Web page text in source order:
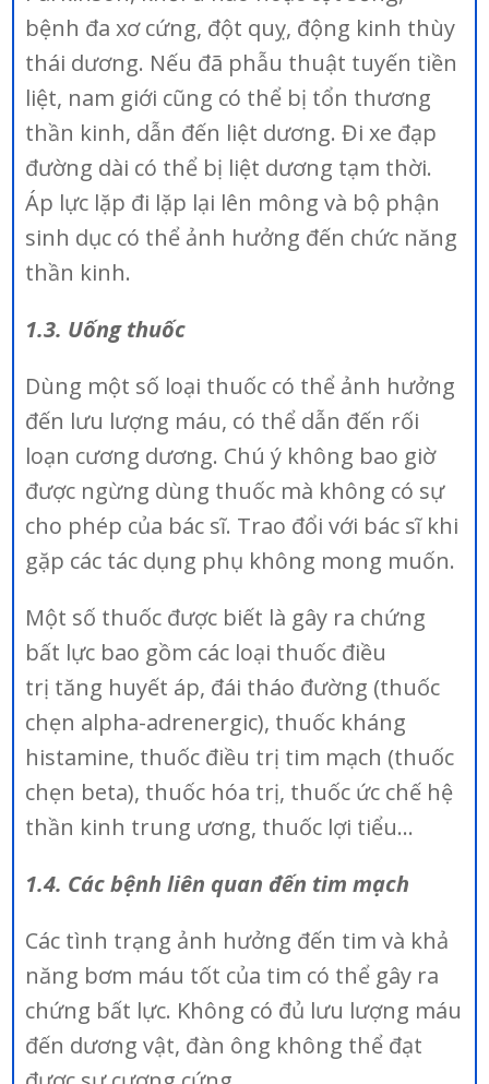
bệnh đa xơ cứng, đột quỵ, động kinh thùy
thái dương. Nếu đã phẫu thuật tuyến tiền
liệt, nam giới cũng có thể bị tổn thương
thần kinh, dẫn đến liệt dương. Đi xe đạp
đường dài có thể bị liệt dương tạm thời.
Áp lực lặp đi lặp lại lên mông và bộ phận
sinh dục có thể ảnh hưởng đến chức năng
thần kinh.
1.3. Uống thuốc
Dùng một số loại thuốc có thể ảnh hưởng
đến lưu lượng máu, có thể dẫn đến rối
loạn cương dương. Chú ý không bao giờ
được ngừng dùng thuốc mà không có sự
cho phép của bác sĩ. Trao đổi với bác sĩ khi
gặp các tác dụng phụ không mong muốn.
Một số thuốc được biết là gây ra chứng
bất lực bao gồm các loại thuốc điều
trị tăng huyết áp, đái tháo đường (thuốc
chẹn alpha-adrenergic), thuốc kháng
histamine, thuốc điều trị tim mạch (thuốc
chẹn beta), thuốc hóa trị, thuốc ức chế hệ
thần kinh trung ương, thuốc lợi tiểu…
1.4. Các bệnh liên quan đến tim mạch
Các tình trạng ảnh hưởng đến tim và khả
năng bơm máu tốt của tim có thể gây ra
chứng bất lực. Không có đủ lưu lượng máu
đến dương vật, đàn ông không thể đạt